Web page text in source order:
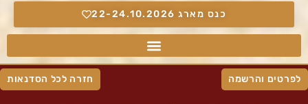
כנס מארג 22-24.10.2026
חזרה לכל הסדנאות לפרטים והרשמה